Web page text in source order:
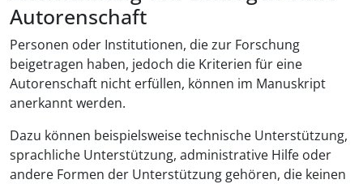
Autorenschaft
Personen oder Institutionen, die zur Forschung
beigetragen haben, jedoch die Kriterien für eine
Autorenschaft nicht erfüllen, können im Manuskript
anerkannt werden.
Dazu können beispielsweise technische Unterstützung,
sprachliche Unterstützung, administrative Hilfe oder
andere Formen der Unterstützung gehören, die keinen